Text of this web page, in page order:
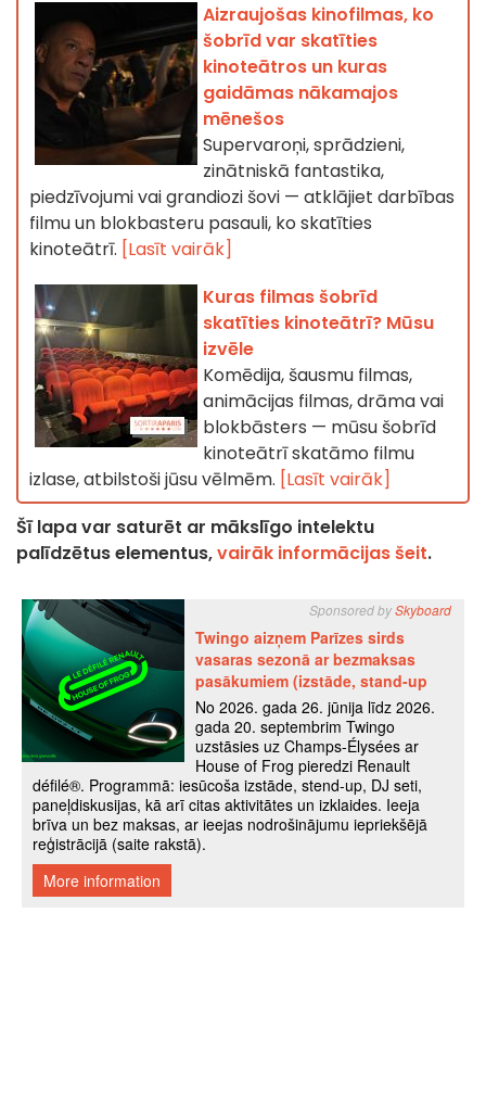
Aizraujošas kinofilmas, ko
šobrīd var skatīties
kinoteātros un kuras
gaidāmas nākamajos
mēnešos
Supervaroņi, sprādzieni,
zinātniskā fantastika,
piedzīvojumi vai grandiozi šovi — atklājiet darbības
filmu un blokbasteru pasauli, ko skatīties
kinoteātrī. [Lasīt vairāk]
Kuras filmas šobrīd
skatīties kinoteātrī? Mūsu
izvēle
Komēdija, šausmu filmas,
animācijas filmas, drāma vai
blokbāsters — mūsu šobrīd
kinoteātrī skatāmo filmu
izlase, atbilstoši jūsu vēlmēm. [Lasīt vairāk]
Šī lapa var saturēt ar mākslīgo intelektu
palīdzētus elementus,vairāk informācijas šeit.